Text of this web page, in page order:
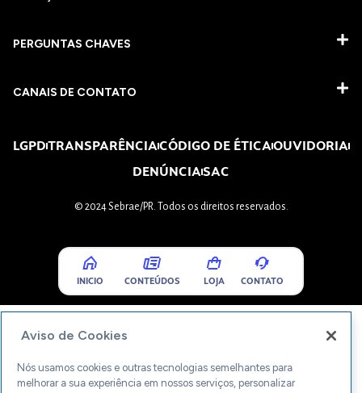
PERGUNTAS CHAVES​
CANAIS DE CONTATO
LGPDTRANSPARÊNCIACÓDIGO DE ÉTICAOUVIDORIA
DENÚNCIASAC
© 2024 Sebrae/PR. Todos os direitos reservados.
INICIO CONTEÚDOS LOJA CONTATO
Aviso de Cookies
Nós usamos cookies e outras tecnologias semelhantes para
melhorar a sua experiência em nossos serviços, personalizar